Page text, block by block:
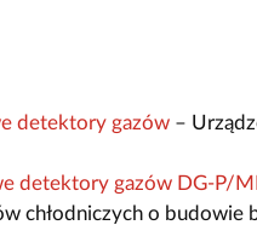
detektory gazów –
detektory gazów DG-P/
chłodniczych o budowie